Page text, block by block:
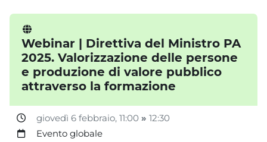
Webinar | Direttiva del Ministro PA
2025. Valorizzazione delle persone
e produzione di valore pubblico
attraverso la formazione
giovedì 6 febbraio, 11:00» 12:30
Evento globale